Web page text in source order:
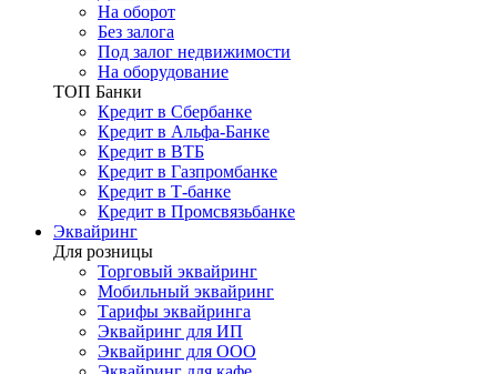
На оборот
Без залога
Под залог недвижимости
На оборудование
ТОП Банки
Кредит в Сбербанке
Кредит в Альфа-Банке
Кредит в ВТБ
Кредит в Газпромбанке
Кредит в Т-банке
Кредит в Промсвязьбанке
Эквайринг
Для розницы
Торговый эквайринг
Мобильный эквайринг
Тарифы эквайринга
Эквайринг для ИП
Эквайринг для ООО